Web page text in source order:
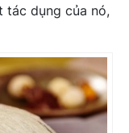
tác dụng của nó,